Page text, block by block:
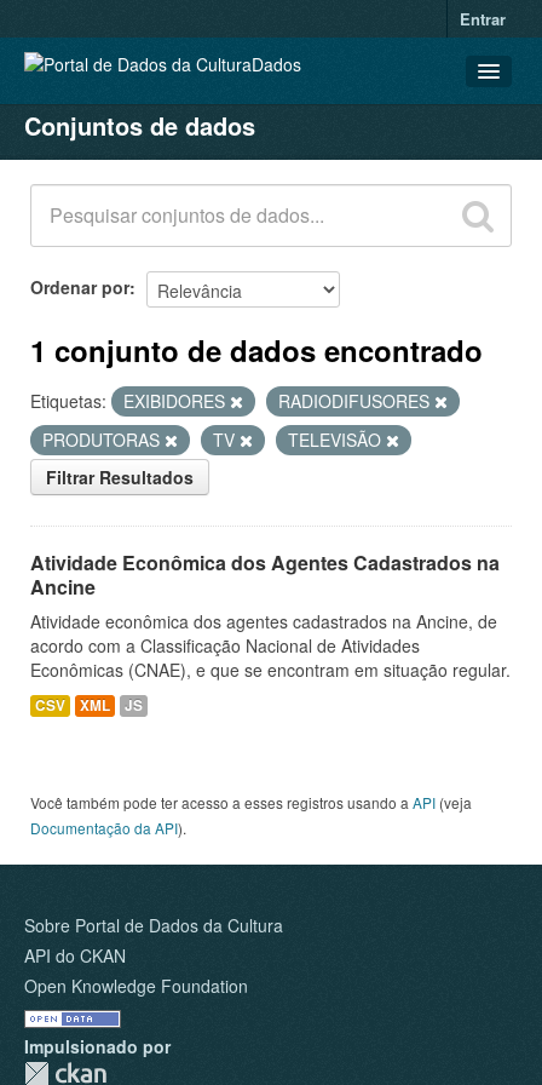
Entrar
CONJUNTOS DE DADOS
ORGANIZAÇÕES
GRUPOS
SOBRE
Conjuntos de dados
Ordenar por
1 conjunto de dados encontrado
Etiquetas: EXIBIDORES
RADIODIFUSORES
PRODUTORAS
TV
TELEVISÃO
Filtrar Resultados
Atividade Econômica dos Agentes Cadastrados na
Ancine
Atividade econômica dos agentes cadastrados na Ancine, de
acordo com a Classificação Nacional de Atividades
Econômicas (CNAE), e que se encontram em situação regular.
CSV XML JS
Você também pode ter acesso a esses registros usando a API (veja
Documentação da API).
Sobre Portal de Dados da Cultura
API do CKAN
Open Knowledge Foundation
Impulsionado por